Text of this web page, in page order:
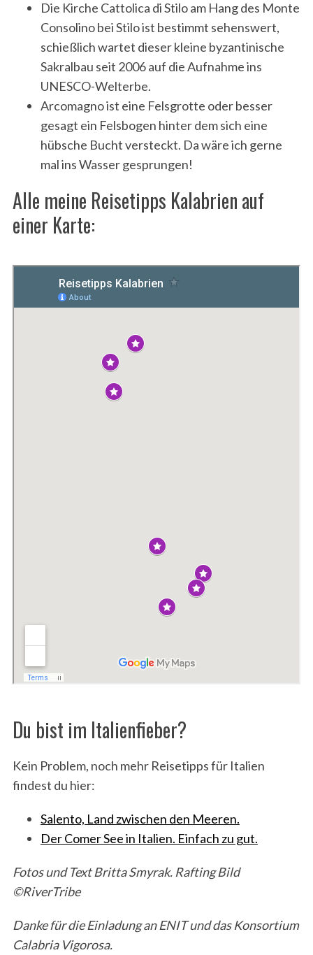
Die Kirche Cattolica di Stilo am Hang des Monte
Consolino bei Stilo ist bestimmt sehenswert,
schießlich wartet dieser kleine byzantinische
Sakralbau seit 2006 auf die Aufnahme ins
UNESCO-Welterbe.
Arcomagno ist eine Felsgrotte oder besser
gesagt ein Felsbogen hinter dem sich eine
hübsche Bucht versteckt. Da wäre ich gerne
mal ins Wasser gesprungen!
Alle meine Reisetipps Kalabrien auf
einer Karte:
Du bist im Italienfieber?
Kein Problem, noch mehr Reisetipps für Italien
findest du hier:
Salento, Land zwischen den Meeren.
Der Comer See in Italien. Einfach zu gut.
Fotos und Text Britta Smyrak. Rafting Bild
©RiverTribe
Danke für die Einladung an ENIT und das Konsortium
Calabria Vigorosa.